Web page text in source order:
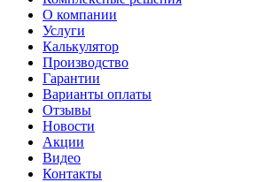
О компании
Услуги
Калькулятор
Производство
Гарантии
Варианты оплаты
Отзывы
Новости
Акции
Видео
Контакты